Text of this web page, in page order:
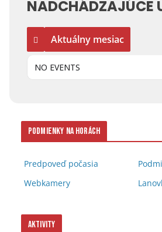
NADCHÁDZAJÚCE
Aktuálny mesiac
NO EVENTS
Podmienky na horách
Predpoveď počasia
Webkamery
Aktivity